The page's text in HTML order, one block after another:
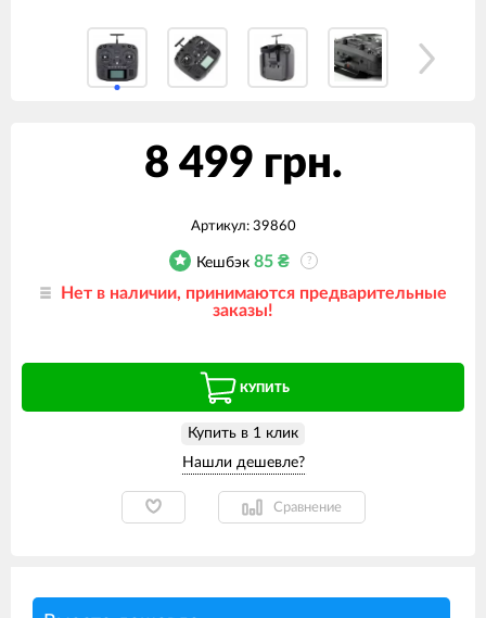
8 499 грн.
Артикул: 39860
Кешбэк 85₴ ?
Нет в наличии, принимаются предварительные
заказы!
КУПИТЬ
Купить в 1 клик
Сравнение